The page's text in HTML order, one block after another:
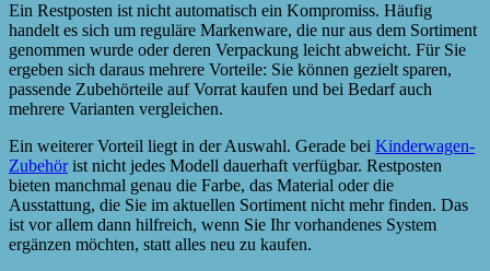
Ein Restposten ist nicht automatisch ein Kompromiss. Häufig
handelt es sich um reguläre Markenware, die nur aus dem Sortiment
genommen wurde oder deren Verpackung leicht abweicht. Für Sie
ergeben sich daraus mehrere Vorteile: Sie können gezielt sparen,
passende Zubehörteile auf Vorrat kaufen und bei Bedarf auch
mehrere Varianten vergleichen.
Ein weiterer Vorteil liegt in der Auswahl. Gerade bei Kinderwagen-
Zubehörist nicht jedes Modell dauerhaft verfügbar. Restposten
bieten manchmal genau die Farbe, das Material oder die
Ausstattung, die Sie im aktuellen Sortiment nicht mehr finden. Das
ist vor allem dann hilfreich, wenn Sie Ihr vorhandenes System
ergänzen möchten, statt alles neu zu kaufen.